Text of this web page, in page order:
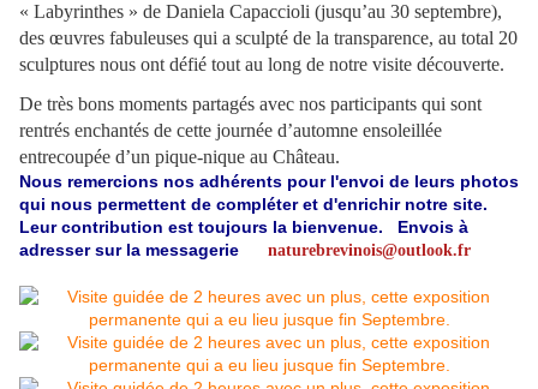
« Labyrinthes » de Daniela Capaccioli (jusqu’au 30 septembre),
des œuvres fabuleuses qui a sculpté de la transparence, au total 20
sculptures nous ont défié tout au long de notre visite découverte.
De très bons moments partagés avec nos participants qui sont
rentrés enchantés de cette journée d’automne ensoleillée
entrecoupée d’un pique-nique au Château.
Nous remercions nos adhérents pour l'envoi de leurs photos
qui nous permettent de compléter et d'enrichir notre site.
Leur contribution est toujours la bienvenue. Envois à
adresser sur la messagerie
naturebrevinois@outlook.fr